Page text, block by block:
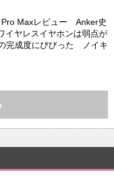
Maxレビュー Anker史
イヤレスイヤホンは弱点が
完成度にびびった ノイキ